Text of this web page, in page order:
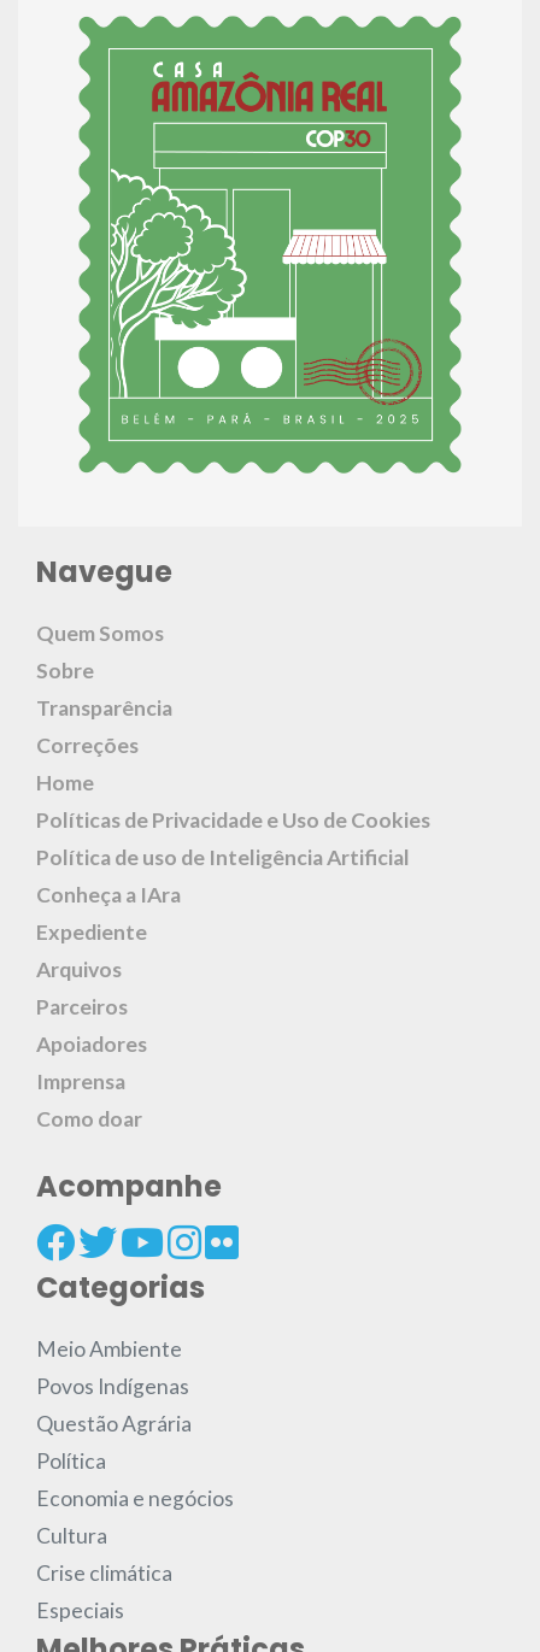
Navegue
Quem Somos
Sobre
Transparência
Correções
Home
Políticas de Privacidade e Uso de Cookies
Política de uso de Inteligência Artificial
Conheça a IAra
Expediente
Arquivos
Parceiros
Apoiadores
Imprensa
Como doar
Acompanhe
Categorias
Meio Ambiente
Povos Indígenas
Questão Agrária
Política
Economia e negócios
Cultura
Crise climática
Especiais